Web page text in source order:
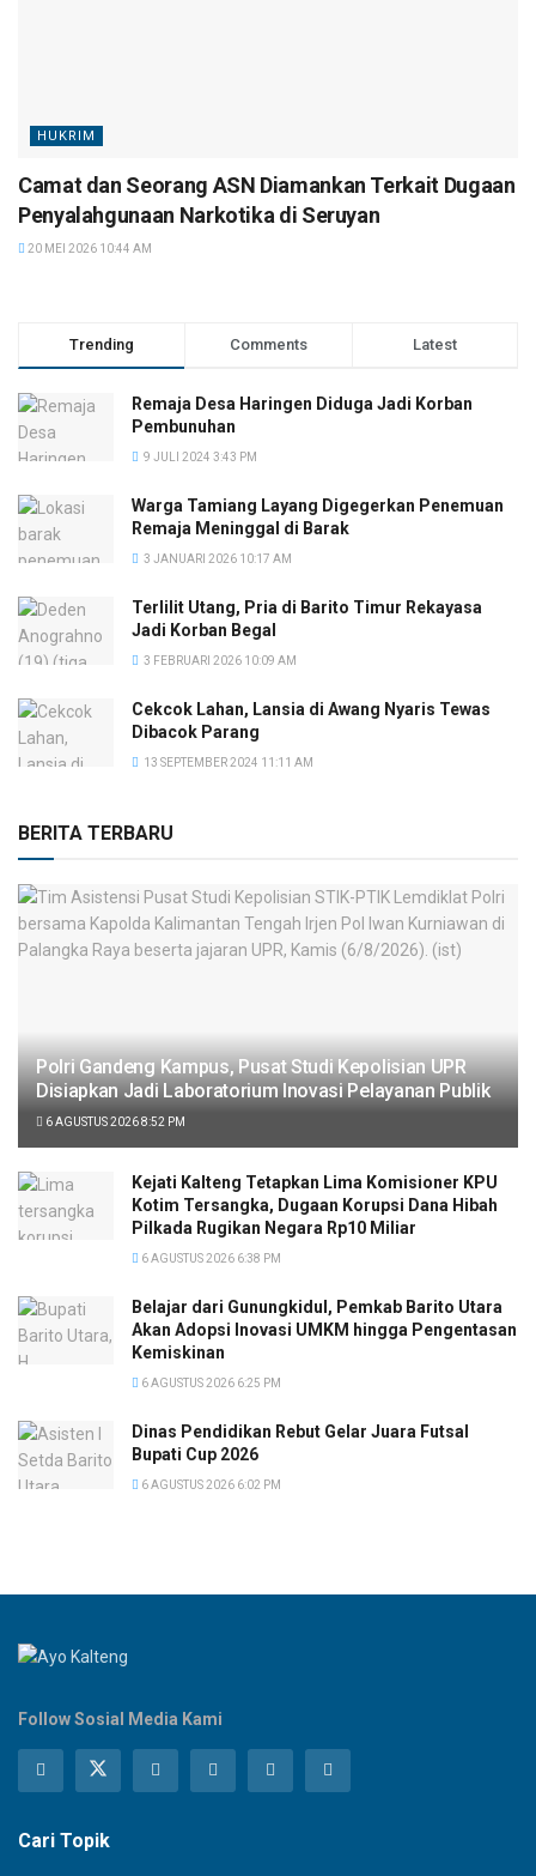
HUKRIM
Camat dan Seorang ASN Diamankan Terkait Dugaan
Penyalahgunaan Narkotika di Seruyan
20 MEI 2026 10:44 AM
Trending Comments Latest
Remaja Desa Haringen Diduga Jadi Korban
Pembunuhan
9 JULI 2024 3:43 PM
Warga Tamiang Layang Digegerkan Penemuan
Remaja Meninggal di Barak
3 JANUARI 2026 10:17 AM
Terlilit Utang, Pria di Barito Timur Rekayasa
Jadi Korban Begal
3 FEBRUARI 2026 10:09 AM
Cekcok Lahan, Lansia di Awang Nyaris Tewas
Dibacok Parang
13 SEPTEMBER 2024 11:11 AM
BERITA TERBARU
Polri Gandeng Kampus, Pusat Studi Kepolisian UPR
Disiapkan Jadi Laboratorium Inovasi Pelayanan Publik
6 AGUSTUS 2026 8:52 PM
Kejati Kalteng Tetapkan Lima Komisioner KPU
Kotim Tersangka, Dugaan Korupsi Dana Hibah
Pilkada Rugikan Negara Rp10 Miliar
6 AGUSTUS 2026 6:38 PM
Belajar dari Gunungkidul, Pemkab Barito Utara
Akan Adopsi Inovasi UMKM hingga Pengentasan
Kemiskinan
6 AGUSTUS 2026 6:25 PM
Dinas Pendidikan Rebut Gelar Juara Futsal
Bupati Cup 2026
6 AGUSTUS 2026 6:02 PM
Follow Sosial Media Kami
Cari Topik